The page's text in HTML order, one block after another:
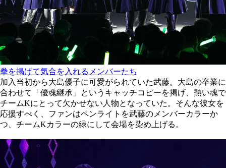
拳を掲げて気合を入れるメンバーたち
加入当初から大島優子に可愛がられていた武藤。大島の卒業に
合わせて「優魂継承」というキャッチコピーを掲げ、熱い魂で
チームKにとって欠かせない人物となっていた。そんな彼女を
応援すべく、ファンはペンライトを武藤のメンバーカラーか
つ、チームKカラーの緑にして会場を染め上げる。